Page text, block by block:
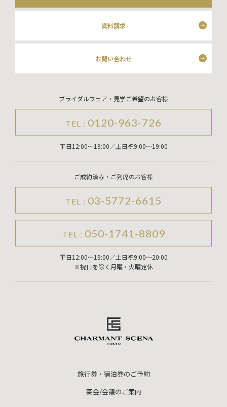
資料請求
お問い合わせ
ブライダルフェア・見学ご希望のお客様
TEL : 0120-963-726
平日12:00～19:00／土日祝9:00～19:00
ご成約済み・ご列席のお客様
TEL : 03-5772-6615
TEL : 050-1741-8809
平日12:00～19:00／土日祝9:00～20:00
※祝日を除く月曜・火曜定休
旅行券・宿泊券のご予約
宴会/会議のご案内